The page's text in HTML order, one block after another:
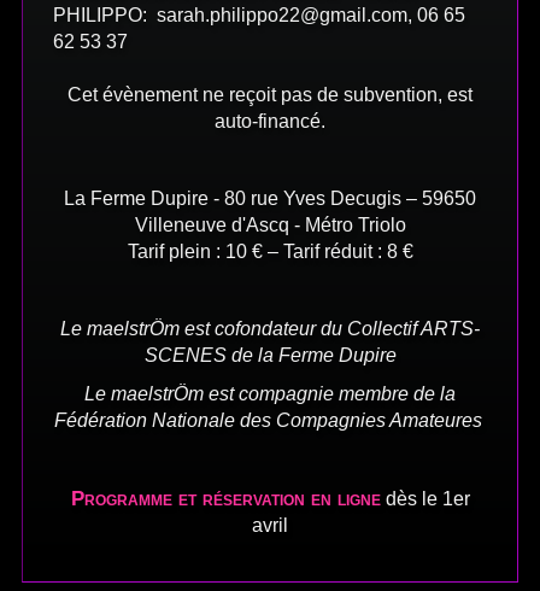
PHILIPPO: sarah.philippo22@gmail.com, 06 65
62 53 37
Cet évènement ne reçoit pas de subvention, est
auto-financé.
La Ferme Dupire - 80 rue Yves Decugis – 59650
Villeneuve d'Ascq - Métro Triolo
Tarif plein : 10 € – Tarif réduit : 8 €
Le maelstrÖm est cofondateur du Collectif ARTS-
SCENES de la Ferme Dupire
Le maelstrÖm est compagnie membre de la
Fédération Nationale des Compagnies Amateures
Programme et réservation en lignedès le 1er
avril